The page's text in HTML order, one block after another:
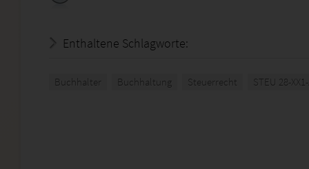
Enthaltene Schlagworte:
Buchhalter Buchhaltung Steuerrecht STEU 28-